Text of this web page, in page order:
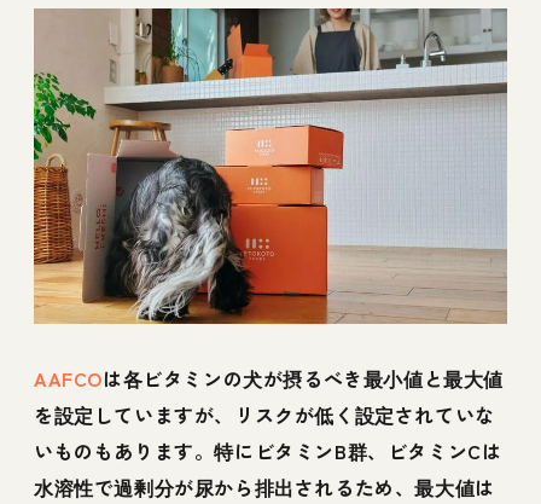
AAFCOは各ビタミンの犬が摂るべき最小値と最大値
を設定していますが、リスクが低く設定されていな
いものもあります。特にビタミンB群、ビタミンCは
水溶性で過剰分が尿から排出されるため、最大値は